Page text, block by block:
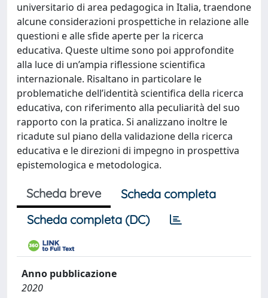
universitario di area pedagogica in Italia, traendone
alcune considerazioni prospettiche in relazione alle
questioni e alle sfide aperte per la ricerca
educativa. Queste ultime sono poi approfondite
alla luce di un’ampia riflessione scientifica
internazionale. Risaltano in particolare le
problematiche dell’identità scientifica della ricerca
educativa, con riferimento alla peculiarità del suo
rapporto con la pratica. Si analizzano inoltre le
ricadute sul piano della validazione della ricerca
educativa e le direzioni di impegno in prospettiva
epistemologica e metodologica.
Scheda breve
Scheda completa
Scheda completa (DC)
Anno pubblicazione
2020